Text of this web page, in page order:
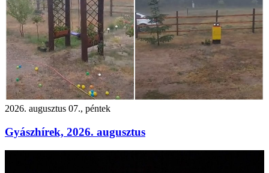
2026. augusztus 07., péntek
Gyászhírek, 2026. augusztus